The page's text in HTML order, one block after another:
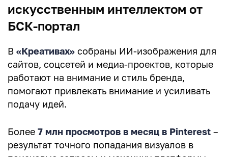
E-mail (будет скрыто)
Получать уведомления об ответах
искусственным интеллектом от
БСК-портал
В «Креативах» собраны ИИ-изображения для
сайтов, соцсетей и медиа-проектов, которые
работают на внимание и стиль бренда,
помогают привлекать внимание и усиливать
подачу идей.
Более 7 млн просмотров в месяц в Pinterest –
результат точного попадания визуалов в